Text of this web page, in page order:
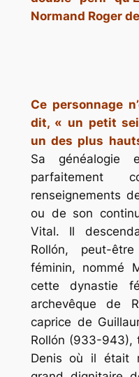
Normand Roger
Ce personnage
dit, « un petit
un des plus
Sa généalogie
parfaitement
renseignements
ou de son
Vital. Il
Rollón, peut-
féminin, nommé
cette dynastie
archevêque de
caprice de
Rollón (933-943),
Denis où il était